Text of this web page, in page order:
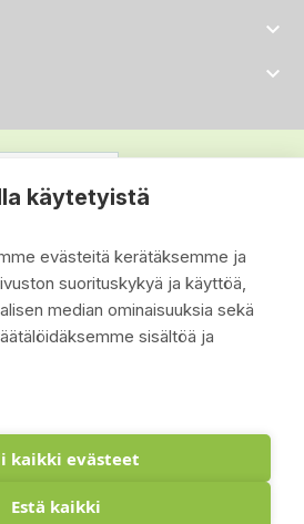
käytetyistä
evästeitä kerätäksemme ja
suorituskykyä ja käyttöä,
median ominaisuuksia sekä
sisältöä ja
kaikki evästeet
Estä kaikki

